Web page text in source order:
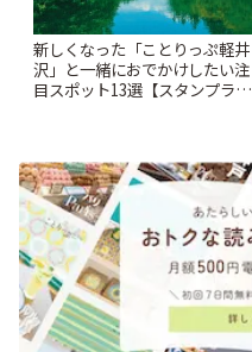
新しくなった「ことりっぷ軽井
沢」と一緒におでかけしたい注
目スポット13選【スタンプラリ